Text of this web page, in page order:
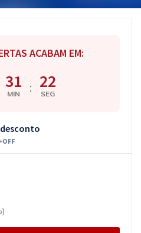
ACABAM EM:
31
MIN : 22
SEG
desconto
OFF